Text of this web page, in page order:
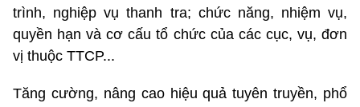
trình, nghiệp vụ thanh tra; chức năng, nhiệm vụ,
quyền hạn và cơ cấu tổ chức của các cục, vụ, đơn
vị thuộc TTCP...
Tăng cường, nâng cao hiệu quả tuyên truyền, phổ